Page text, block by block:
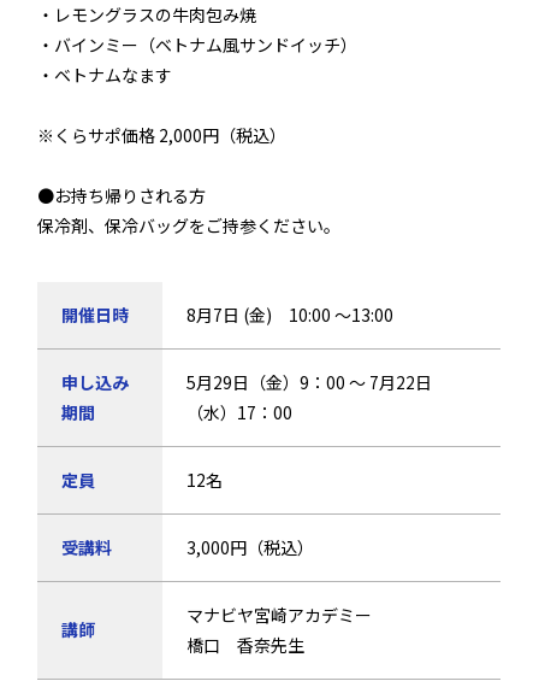
・レモングラスの牛肉包み焼
・バインミー（ベトナム風サンドイッチ）
・ベトナムなます
※くらサポ価格 2,000円（税込）
●お持ち帰りされる方
保冷剤、保冷バッグをご持参ください。
開催日時 8月7日 (金) 10:00 ～13:00
申し込み
期間
5月29日（金）9：00 ～ 7月22日
（水）17：00
定員 12名
受講料 3,000円（税込）
講師
マナビヤ宮崎アカデミー
橋口 香奈先生